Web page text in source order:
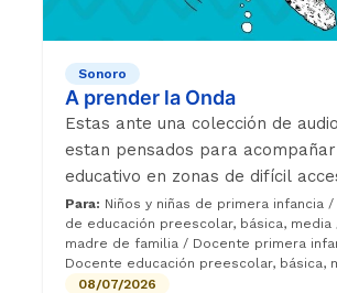
Sonoro
A prender la Onda
Estas ante una colección de
estan pensados para
educativo en zonas de difícil
conectividad, pues este proyecto
como respuesta a la pandemia de
el año 2020 y promovió el trabajo
mancomunado entre emisoras
Para: Niños y niñas de primera infancia
de educación preescolar, básica, media
madre de familia / Docente primera
Docente educación preescolar, básica,
08/07/2026